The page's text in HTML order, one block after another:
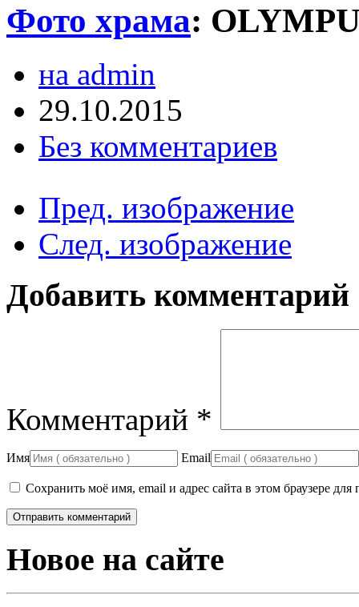
Фото храма:
на admin
29.10.2015
Без комментариев
Пред. изображение
След. изображение
Добавить комментарий
Комментарий *
Имя Email
Сохранить моё имя, email и адрес сайта в этом браузере
Новое на сайте